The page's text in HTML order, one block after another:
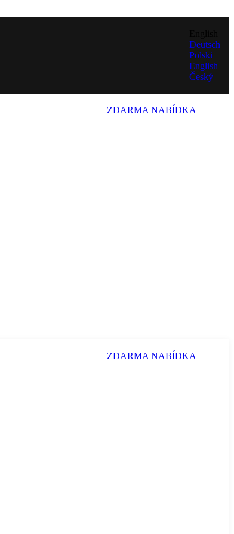
Deutsch
Polski
English
Český
ZDARMA NABÍDKA
ZDARMA NABÍDKA